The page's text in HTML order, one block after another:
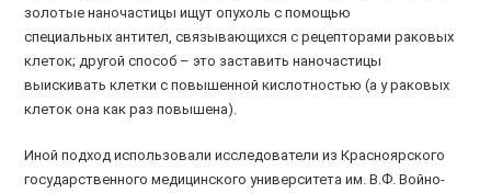
золотые наночастицы ищут опухоль с помощью
специальных антител, связывающихся с рецепторами раковых
клеток; другой способ – это заставить наночастицы
выискивать клетки с повышенной кислотностью (а у раковых
клеток она как раз повышена).
Иной подход использовали исследователи из Красноярского
государственного медицинского университета им. В.Ф. Войно-